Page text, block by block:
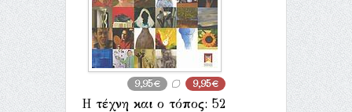
9,95€ 9,95€
Η τέχνη και ο τόπος: 52